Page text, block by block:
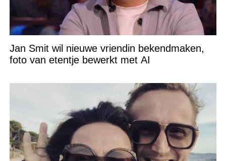
Jan Smit wil nieuwe vriendin bekendmaken,
foto van etentje bewerkt met AI